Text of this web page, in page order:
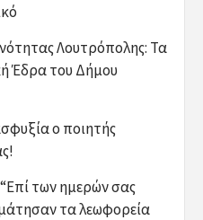
Λουτρόπολης: Τα
Έδρα του Δήμου
ο ποιητής
των ημερών σας
τα λεωφορεία